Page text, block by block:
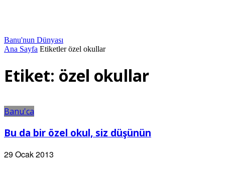
Banu'nun Dünyası
Ana Sayfa Etiketler özel okullar
Etiket: özel okullar
Banu'ca
Bu da bir özel okul, siz düşünün
29 Ocak 2013